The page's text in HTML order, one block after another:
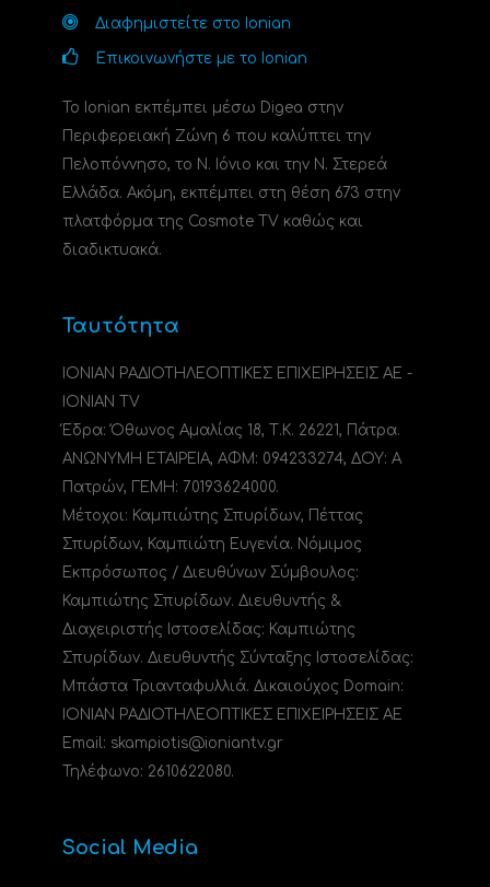
Διαφημιστείτε στο Ionian
Επικοινωνήστε με το Ionian
Το Ionian εκπέμπει μέσω Digea στην
Περιφερειακή Ζώνη 6 που καλύπτει την
Πελοπόννησο, το N. Ιόνιο και την Ν. Στερεά
Ελλάδα. Ακόμη, εκπέμπει στη θέση 673 στην
πλατφόρμα της Cosmote TV καθώς και
διαδικτυακά.
Ταυτότητα
ΙΟΝΙΑΝ ΡΑΔΙΟΤΗΛΕΟΠΤΙΚΕΣ ΕΠΙΧΕΙΡΗΣΕΙΣ ΑΕ -
IONIAN TV
Έδρα: Όθωνος Αμαλίας 18, Τ.Κ. 26221, Πάτρα.
ΑΝΩΝΥΜΗ ΕΤΑΙΡΕΙΑ, ΑΦΜ: 094233274, ΔΟΥ: A
Πατρών, ΓΕΜΗ: 70193624000.
Μέτοχοι: Καμπιώτης Σπυρίδων, Πέττας
Σπυρίδων, Καμπιώτη Ευγενία. Νόμιμος
Εκπρόσωπος / Διευθύνων Σύμβουλος:
Καμπιώτης Σπυρίδων. Διευθυντής &
Διαχειριστής Ιστοσελίδας: Καμπιώτης
Σπυρίδων. Διευθυντής Σύνταξης Ιστοσελίδας:
Μπάστα Τριανταφυλλιά. Δικαιούχος Domain:
ΙΟΝΙΑΝ ΡΑΔΙΟΤΗΛΕΟΠΤΙΚΕΣ ΕΠΙΧΕΙΡΗΣΕΙΣ ΑΕ
Email: skampiotis@ioniantv.gr
Τηλέφωνο: 2610622080.
Social Media